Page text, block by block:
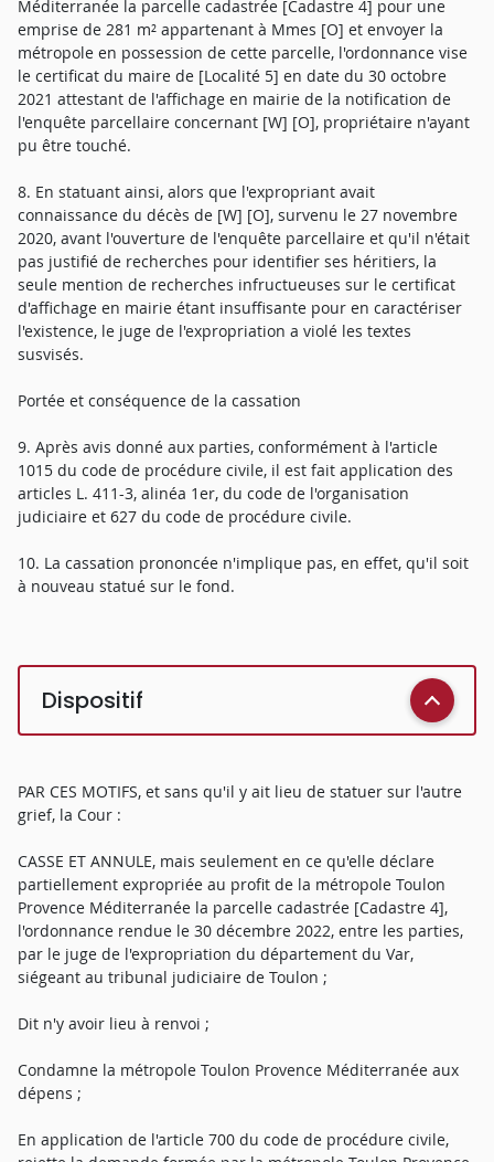
Méditerranée la parcelle cadastrée [Cadastre 4] pour une
emprise de 281 m² appartenant à Mmes [O] et envoyer la
métropole en possession de cette parcelle, l'ordonnance vise
le certificat du maire de [Localité 5] en date du 30 octobre
2021 attestant de l'affichage en mairie de la notification de
l'enquête parcellaire concernant [W] [O], propriétaire n'ayant
pu être touché.
8. En statuant ainsi, alors que l'expropriant avait
connaissance du décès de [W] [O], survenu le 27 novembre
2020, avant l'ouverture de l'enquête parcellaire et qu'il n'était
pas justifié de recherches pour identifier ses héritiers, la
seule mention de recherches infructueuses sur le certificat
d'affichage en mairie étant insuffisante pour en caractériser
l'existence, le juge de l'expropriation a violé les textes
susvisés.
Portée et conséquence de la cassation
9. Après avis donné aux parties, conformément à l'article
1015 du code de procédure civile, il est fait application des
articles L. 411-3, alinéa 1er, du code de l'organisation
judiciaire et 627 du code de procédure civile.
10. La cassation prononcée n'implique pas, en effet, qu'il soit
à nouveau statué sur le fond.
Dispositif
PAR CES MOTIFS, et sans qu'il y ait lieu de statuer sur l'autre
grief, la Cour :
CASSE ET ANNULE, mais seulement en ce qu'elle déclare
partiellement expropriée au profit de la métropole Toulon
Provence Méditerranée la parcelle cadastrée [Cadastre 4],
l'ordonnance rendue le 30 décembre 2022, entre les parties,
par le juge de l'expropriation du département du Var,
siégeant au tribunal judiciaire de Toulon ;
Dit n'y avoir lieu à renvoi ;
Condamne la métropole Toulon Provence Méditerranée aux
dépens ;
En application de l'article 700 du code de procédure civile,